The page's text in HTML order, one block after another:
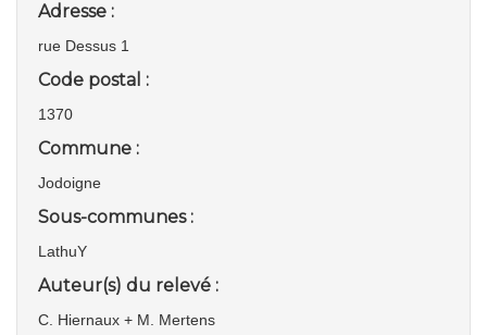
Adresse :
rue Dessus 1
Code postal :
1370
Commune :
Jodoigne
Sous-communes :
LathuY
Auteur(s) du relevé :
C. Hiernaux + M. Mertens